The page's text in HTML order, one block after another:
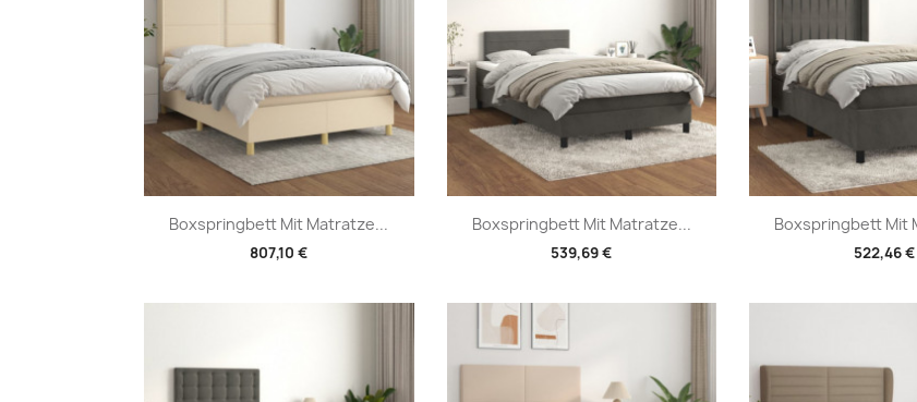
Boxspringbett Mit Matratze...
807,10 €
Vorschau Boxspringbett Mit Matratze...
539,69 €
Vorschau Boxspringbett Mit
522,46 €
